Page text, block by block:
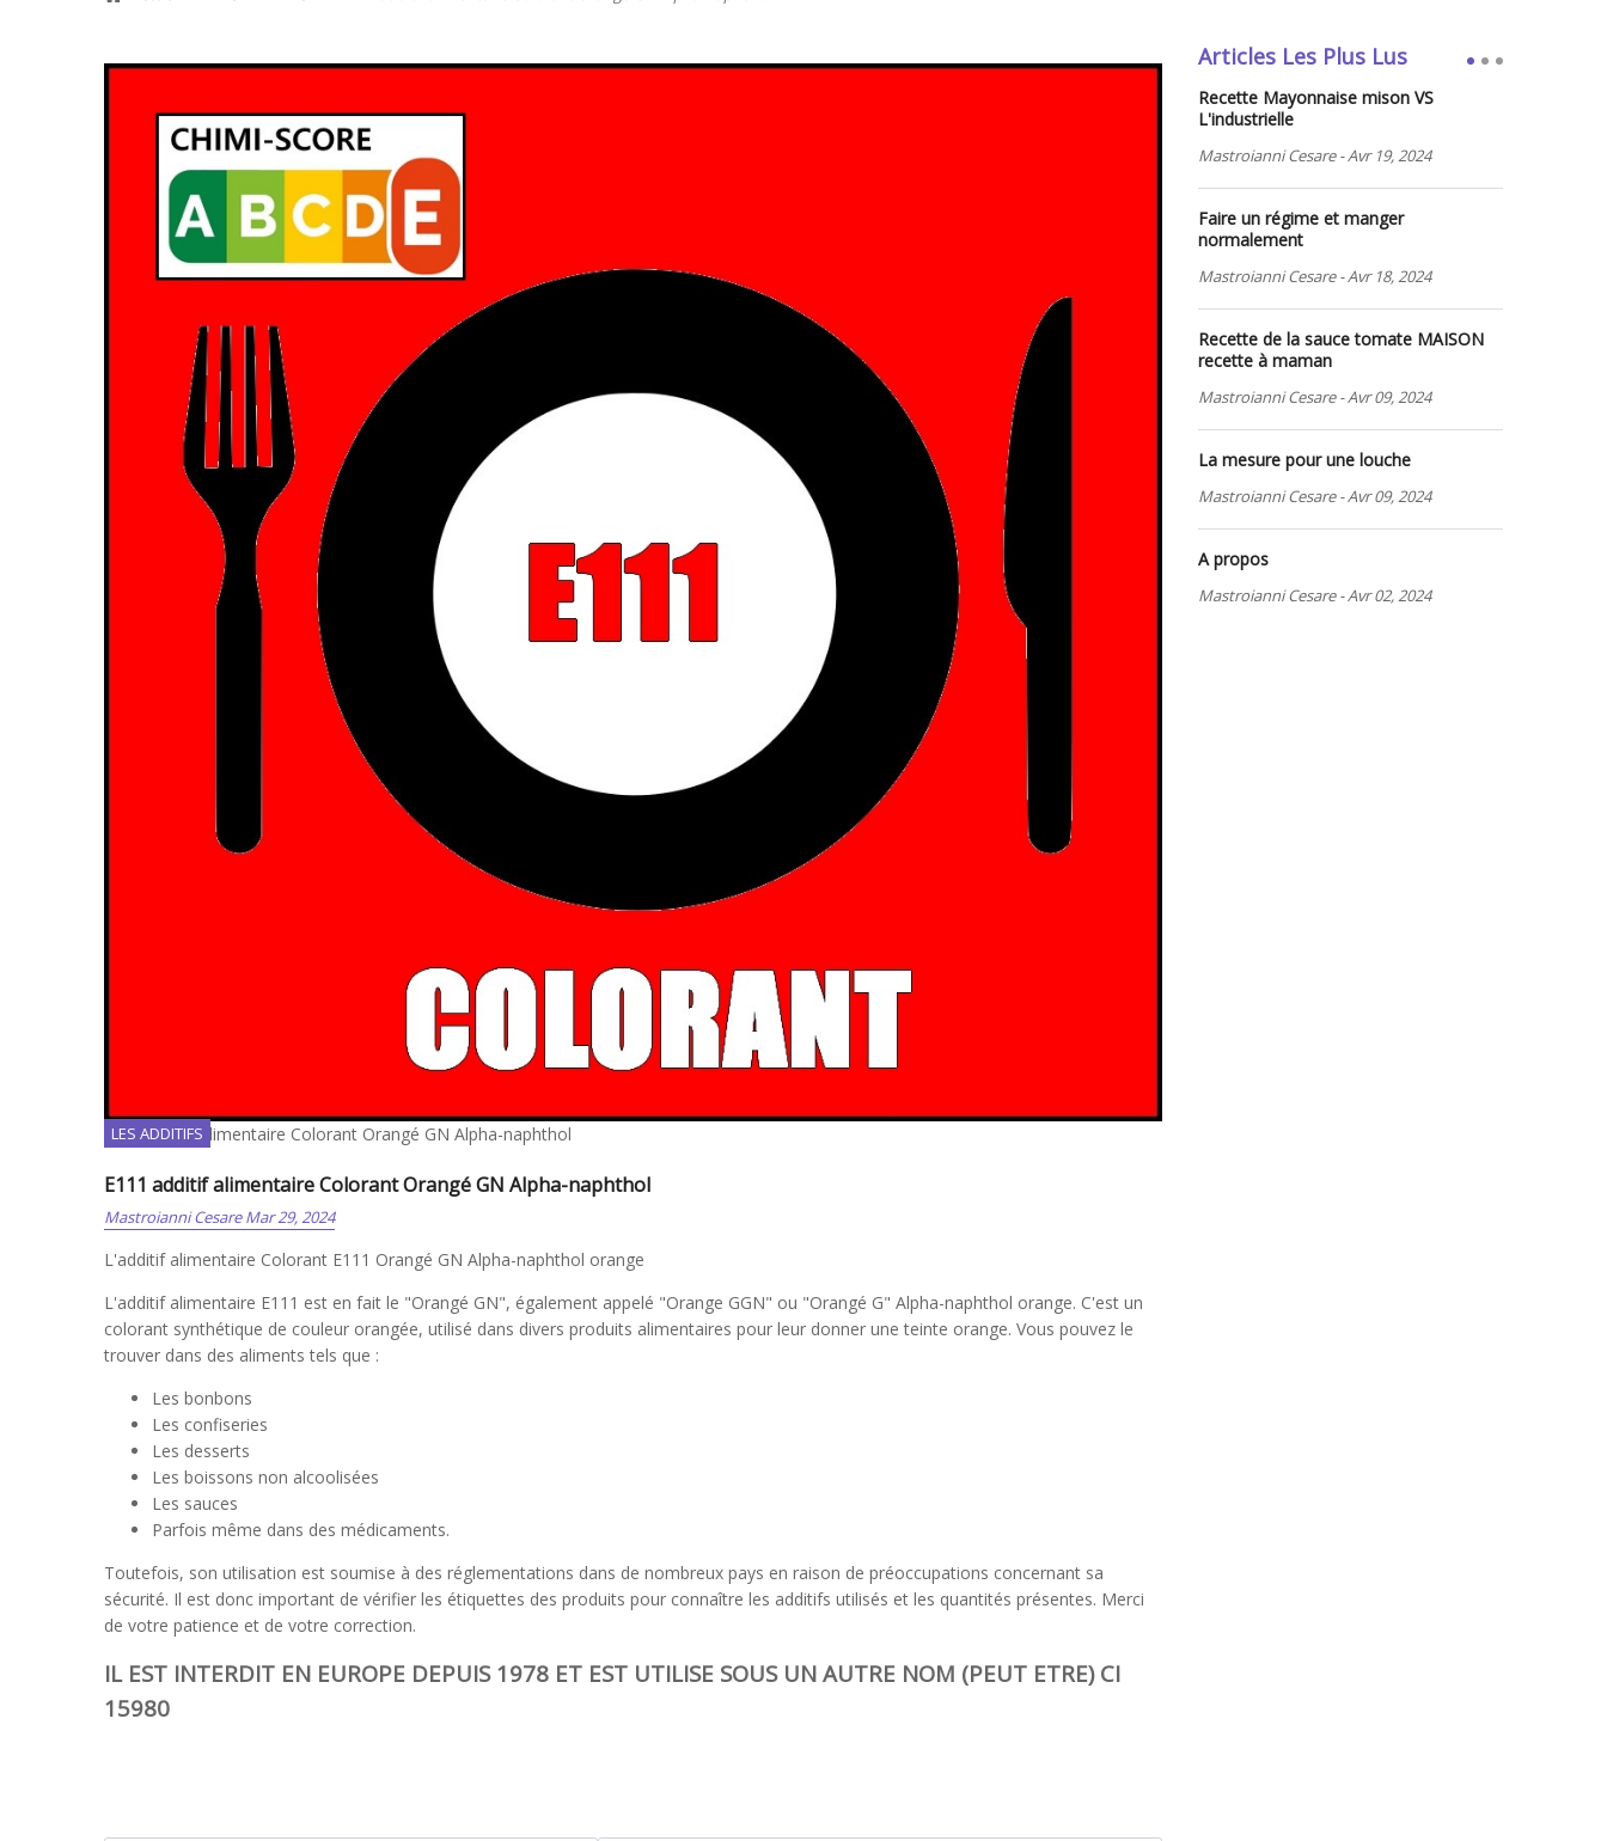
E111 additif alimentaire Colorant Orangé GN Alpha-naphthol
LES ADDITIFS
E111 additif alimentaire Colorant Orangé GN Alpha-naphthol
Mastroianni Cesare Mar 29, 2024
L'additif alimentaire Colorant E111 Orangé GN Alpha-naphthol orange
L'additif alimentaire E111 est en fait le "Orangé GN", également appelé "Orange GGN" ou "Orangé G" Alpha-naphthol orange. C'est un
colorant synthétique de couleur orangée, utilisé dans divers produits alimentaires pour leur donner une teinte orange. Vous pouvez le
trouver dans des aliments tels que :
Les bonbons
Les confiseries
Les desserts
Les boissons non alcoolisées
Les sauces
Parfois même dans des médicaments.
Toutefois, son utilisation est soumise à des réglementations dans de nombreux pays en raison de préoccupations concernant sa
sécurité. Il est donc important de vérifier les étiquettes des produits pour connaître les additifs utilisés et les quantités présentes. Merci
de votre patience et de votre correction.
IL EST INTERDIT EN EUROPE DEPUIS 1978 ET EST UTILISE SOUS UN AUTRE NOM (PEUT ETRE) CI
15980
Articles Les Plus Lus
Recette Mayonnaise mison VS
L'industrielle
Mastroianni Cesare-Avr 19, 2024
Faire un régime et manger
normalement
Mastroianni Cesare-Avr 18, 2024
Recette de la sauce tomate MAISON
recette à maman
Mastroianni Cesare-Avr 09, 2024
La mesure pour une louche
Mastroianni Cesare-Avr 09, 2024
A propos
Mastroianni Cesare-Avr 02, 2024